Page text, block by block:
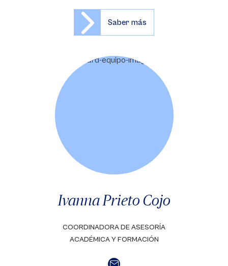
Saber más
Ivanna Prieto Cojo
COORDINADORA DE ASESORÍA
ACADÉMICA Y FORMACIÓN